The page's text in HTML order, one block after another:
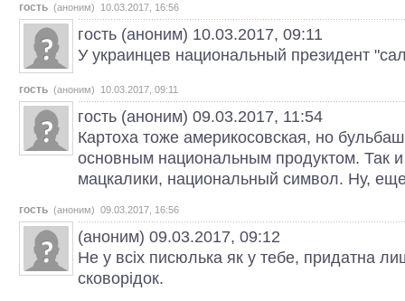
гость (аноним) 10.03.2017, 16:56
гость (аноним) 10.03.2017, 09:11
У украинцев национальный президент
гость (аноним) 10.03.2017, 09:11
гость (аноним) 09.03.2017, 11:54
Картоха тоже америкосовская, но
основным национальным продуктом. Так
мацкалики, национальный символ. Ну,
гость (аноним) 09.03.2017, 16:56
(аноним) 09.03.2017, 09:12
Не у всіх писюлька як у тебе, придатна
сковорідок.